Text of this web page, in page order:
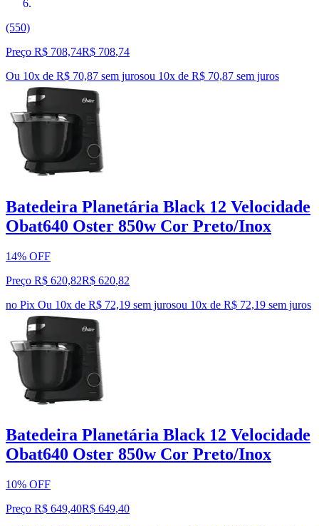
(550)
Preço R$ 708,74R$ 708,74
Ou 10x de R$ 70,87 sem jurosou 10x de R$ 70,87 sem juros
Batedeira Planetária Black 12 Velocidade
Obat640 Oster 850w Cor Preto/Inox
14% OFF
Preço R$ 620,82R$ 620,82
no Pix Ou 10x de R$ 72,19 sem jurosou 10x de R$ 72,19 sem juros
Batedeira Planetária Black 12 Velocidade
Obat640 Oster 850w Cor Preto/Inox
10% OFF
Preço R$ 649,40R$ 649,40